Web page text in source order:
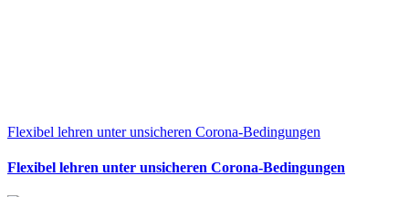
Flexibel lehren unter unsicheren Corona-Bedingungen
Flexibel lehren unter unsicheren Corona-Bedingungen